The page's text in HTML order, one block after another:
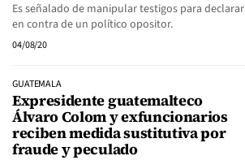
Es señalado de manipular testigos para declarar
en contra de un político opositor.
04/08/20
GUATEMALA
Expresidente guatemalteco
Álvaro Colom y exfuncionarios
reciben medida sustitutiva por
fraude y peculado